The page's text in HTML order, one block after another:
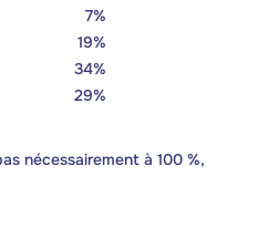
7%
19%
34%
29%
nécessairement à 100 %,